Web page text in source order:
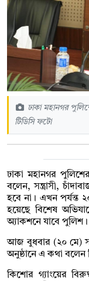
ঢাকা মহানগর
টিডিসি ফটো
ঢাকা মহানগর
বলেন, সন্ত্রাসী,
হবে না। এখন পর্যন্ত
হয়েছে বিশেষ
অ্যাকশনে যাবে পুলিশ।
আজ বুধবার (২০ মে)
অনুষ্ঠানে এ কথা বলেন
কিশোর গ্যাংয়ের